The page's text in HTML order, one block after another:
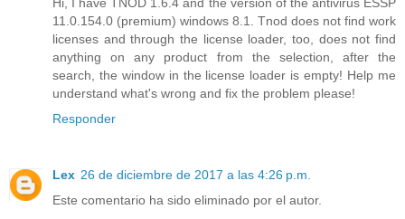
11.0.154.0 (premium) windows 8.1. Tnod does not find work
licenses and through the license loader, too, does not find
anything on any product from the selection, after the
search, the window in the license loader is empty! Help me
understand what's wrong and fix the problem please!
Responder
Lex 26 de diciembre de 2017 a las 4:26 p.m.
Este comentario ha sido eliminado por el autor.